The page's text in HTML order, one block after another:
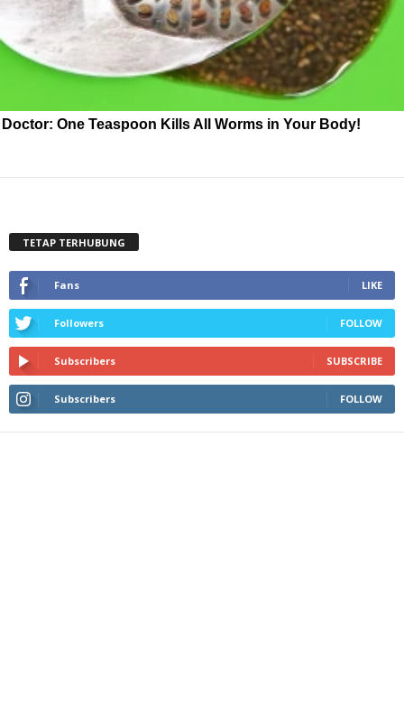
Doctor: One Teaspoon Kills All Worms in Your Body!
TETAP TERHUBUNG
Fans LIKE
Followers FOLLOW
Subscribers SUBSCRIBE
Subscribers FOLLOW